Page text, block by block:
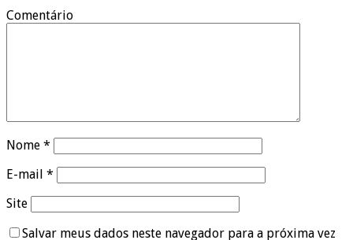
Comentário
Nome *
E-mail *
Site
Salvar meus dados neste navegador para a próxima vez